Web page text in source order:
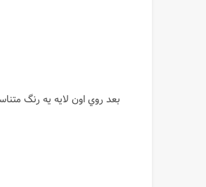
بعد روي اون لايه يه رنگ